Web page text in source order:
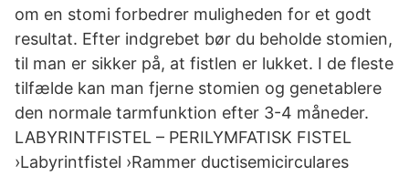
om en stomi forbedrer muligheden for et godt
resultat. Efter indgrebet bør du beholde stomien,
til man er sikker på, at fistlen er lukket. I de fleste
tilfælde kan man fjerne stomien og genetablere
den normale tarmfunktion efter 3-4 måneder.
LABYRINTFISTEL – PERILYMFATISK FISTEL
›Labyrintfistel ›Rammer ductisemicirculares